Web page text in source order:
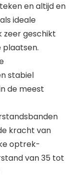
en altijd en
ideale
zeer geschikt
stabiel
de meest
kracht van
optrek-
van 35 tot